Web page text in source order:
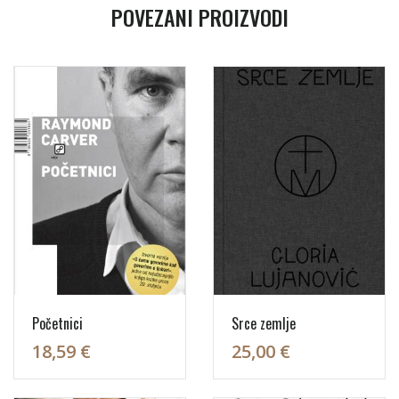
POVEZANI PROIZVODI
Početnici
18,59 €
Srce zemlje
25,00 €